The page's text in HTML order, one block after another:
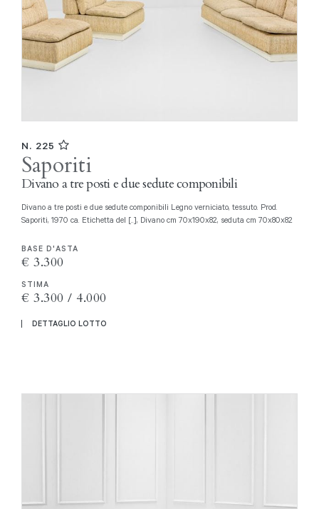
N. 225
Saporiti
Divano a tre posti e due sedute componibili
Divano a tre posti e due sedute componibili Legno verniciato, tessuto. Prod.
Saporiti, 1970 ca. Etichetta del [..], Divano cm 70x190x82, seduta cm 70x80x82
BASE D'ASTA
€ 3.300
STIMA
€ 3.300 / 4.000
DETTAGLIO LOTTO